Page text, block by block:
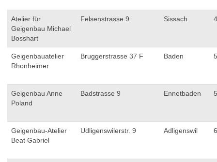
Atelier für
Geigenbau Michael
Bosshart
Felsenstrasse 9 Sissach
Geigenbauatelier
Rhonheimer
Bruggerstrasse 37 F Baden
Geigenbau Anne
Poland
Badstrasse 9 Ennetbaden
Geigenbau-Atelier
Beat Gabriel
Udligenswilerstr. 9 Adligenswil